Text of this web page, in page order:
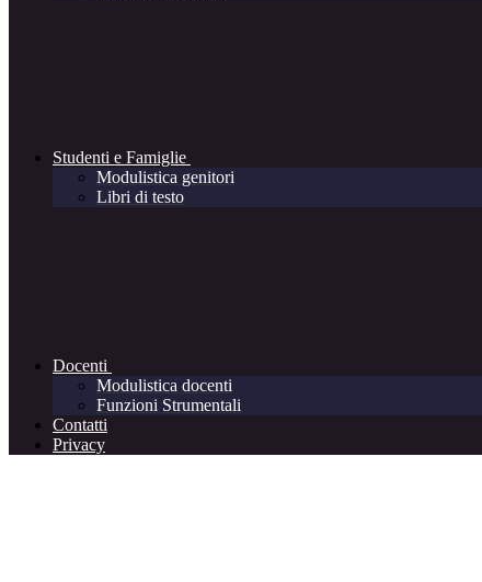
Studenti e Famiglie
Modulistica genitori
Libri di testo
Docenti
Modulistica docenti
Funzioni Strumentali
Contatti
Privacy